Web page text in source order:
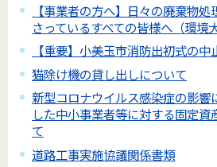
【事業者の方へ】日々の廃棄物
さっているすべての皆様へ（環境
【重要】小美玉市消防出初式の中
猫除け機の貸し出しについて
新型コロナウイルス感染症の影響
した中小事業者等に対する固定資
て
道路工事実施協議関係書類